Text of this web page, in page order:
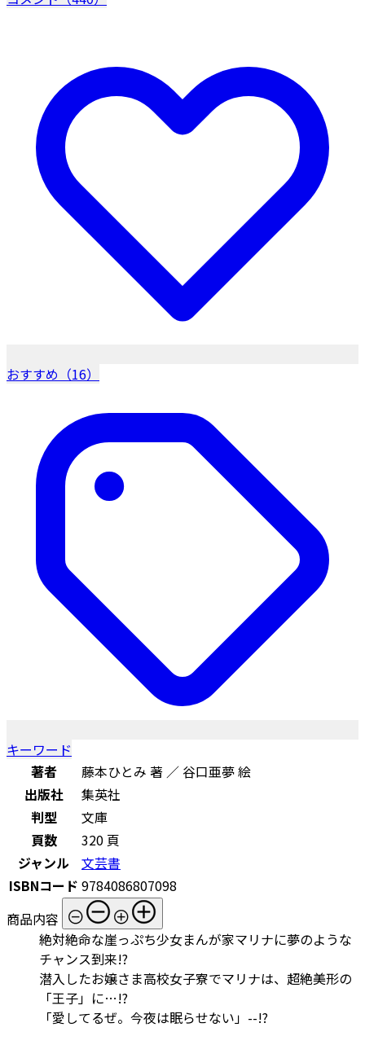
おすすめ（16）
キーワード
著者
藤本ひとみ 著 ／ 谷口亜夢 絵
出版社
集英社
判型
文庫
頁数
320 頁
ジャンル
文芸書
ISBNコード 9784086807098
商品内容
絶対絶命な崖っぷち少女まんが家マリナに夢のような
チャンス到来!?
潜入したお嬢さま高校女子寮でマリナは、超絶美形の
「王子」に…!?
「愛してるぜ。今夜は眠らせない」--!?